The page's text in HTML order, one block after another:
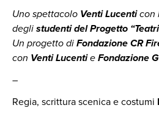
Uno spettacolo Venti Lucenticon
deglistudenti del Progetto
Un progetto diFondazione CR
con Venti LucentieFondazione
–
Regia, scrittura scenica e costumi